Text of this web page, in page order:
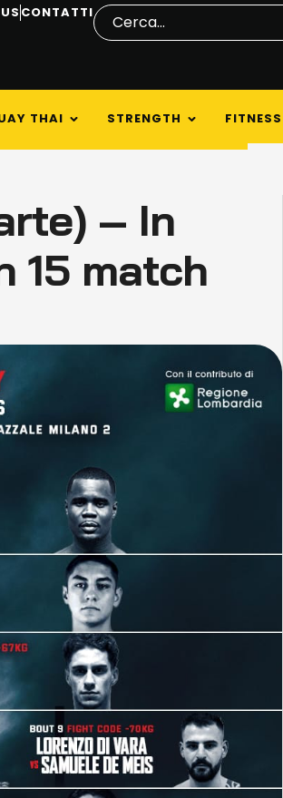
CONTATTI
THAI STRENGTH FITNESS
– In
15 match